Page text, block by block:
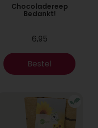
Chocoladereep
Bedankt!
6,95
Bestel